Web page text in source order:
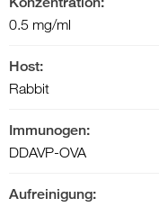
0.5 mg/ml
Host:
Rabbit
Immunogen:
DDAVP-OVA
Aufreinigung: